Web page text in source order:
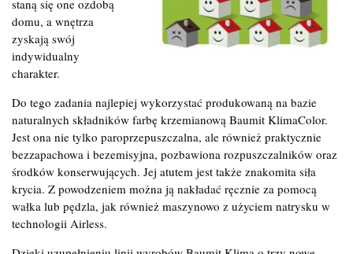
staną się one ozdobą
domu, a wnętrza
zyskają swój
indywidualny
charakter.
Do tego zadania najlepiej wykorzystać produkowaną na bazie
naturalnych składników farbę krzemianową Baumit KlimaColor.
Jest ona nie tylko paroprzepuszczalna, ale również praktycznie
bezzapachowa i bezemisyjna, pozbawiona rozpuszczalników oraz
środków konserwujących. Jej atutem jest także znakomita siła
krycia. Z powodzeniem można ją nakładać ręcznie za pomocą
wałka lub pędzla, jak również maszynowo z użyciem natrysku w
technologii Airless.